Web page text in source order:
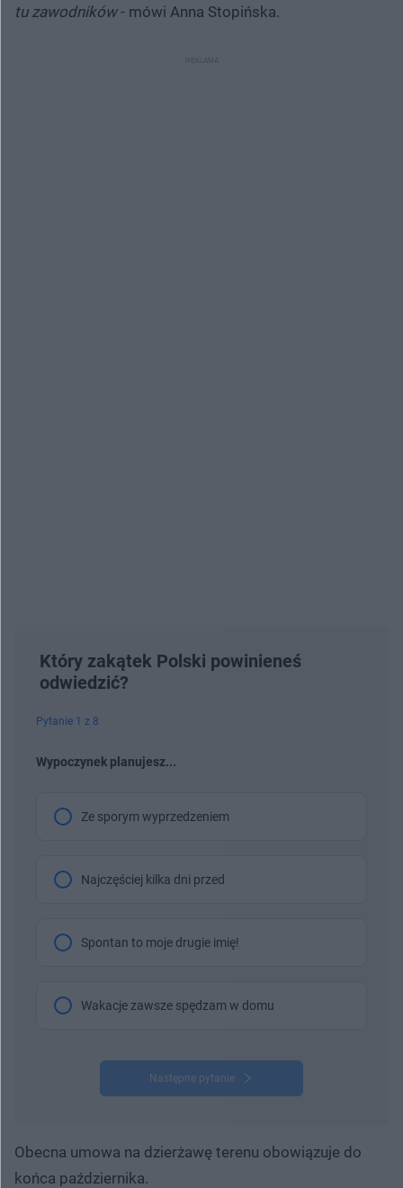
tu zawodników- mówi Anna Stopińska.
Który zakątek Polski powinieneś
odwiedzić?
Pytanie 1 z 8
Wypoczynek planujesz...
Ze sporym wyprzedzeniem
Najczęściej kilka dni przed
Spontan to moje drugie imię!
Wakacje zawsze spędzam w domu
Następne pytanie
Obecna umowa na dzierżawę terenu obowiązuje do
końca października.